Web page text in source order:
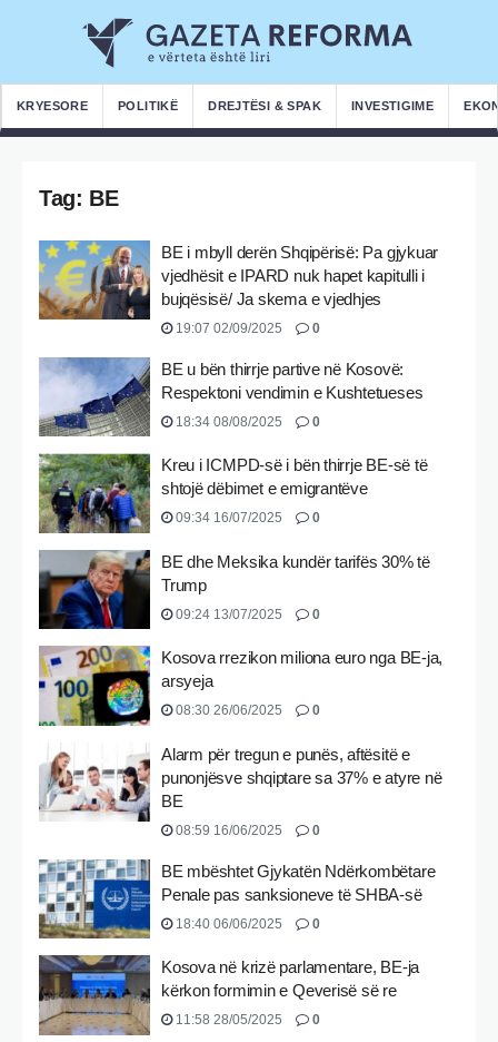
KRYESORE POLITIKË DREJTËSI & SPAK INVESTIGIME
Tag: BE
BE i mbyll derën Shqipërisë: Pa gjykuar
vjedhësit e IPARD nuk hapet kapitulli i
bujqësisë/ Ja skema e vjedhjes
19:07 02/09/2025 0
BE u bën thirrje partive në Kosovë:
Respektoni vendimin e Kushtetueses
18:34 08/08/2025 0
Kreu i ICMPD-së i bën thirrje BE-së të
shtojë dëbimet e emigrantëve
09:34 16/07/2025 0
BE dhe Meksika kundër tarifës 30% të
Trump
09:24 13/07/2025 0
Kosova rrezikon miliona euro nga BE-ja,
arsyeja
08:30 26/06/2025 0
Alarm për tregun e punës, aftësitë e
punonjësve shqiptare sa 37% e atyre në
BE
08:59 16/06/2025 0
BE mbështet Gjykatën Ndërkombëtare
Penale pas sanksioneve të SHBA-së
18:40 06/06/2025 0
Kosova në krizë parlamentare, BE-ja
kërkon formimin e Qeverisë së re
11:58 28/05/2025 0